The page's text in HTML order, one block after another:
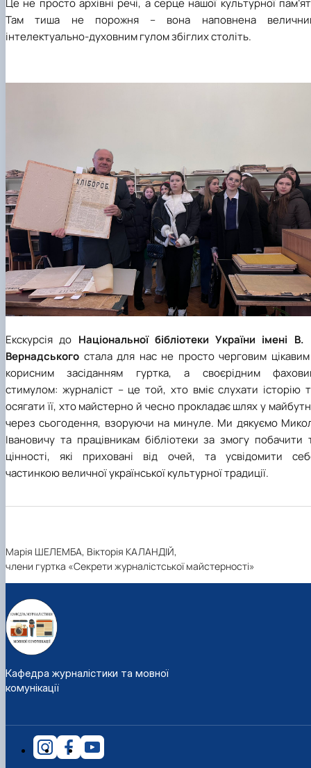
Це не просто архівні речі, а серце нашої культурної
Там тиша не порожня – вона наповнена
інтелектуально-духовним гулом збіглих століть.
Екскурсія до Національної бібліотеки України імені В.
Вернадського стала для нас не просто черговим цікавим
корисним засіданням гуртка, а своєрідним
стимулом: журналіст – це той, хто вміє слухати історію
осягати її, хто майстерно й чесно прокладає шлях у
через сьогодення, взоруючи на минуле. Ми дякуємо
Івановичу та працівникам бібліотеки за змогу побачити
цінності, які приховані від очей, та усвідомити
частинкою величної української культурної традиції.
Марія ШЕЛЕМБА, Вікторія КАЛАНДІЙ,
члени гуртка «Секрети журналістської майстерності»
Кафедра журналістики та мовної
комунікації